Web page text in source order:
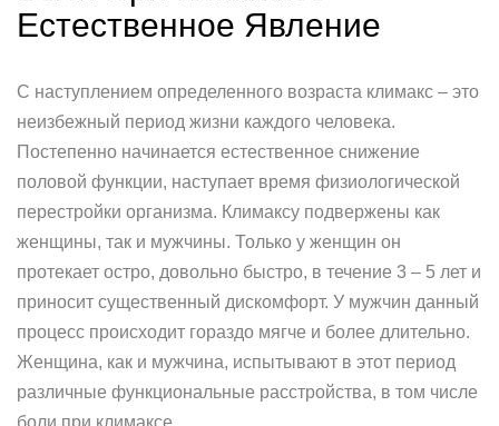
Естественное Явление
С наступлением определенного возраста климакс – это
неизбежный период жизни каждого человека.
Постепенно начинается естественное снижение
половой функции, наступает время физиологической
перестройки организма. Климаксу подвержены как
женщины, так и мужчины. Только у женщин он
протекает остро, довольно быстро, в течение 3 – 5 лет и
приносит существенный дискомфорт. У мужчин данный
процесс происходит гораздо мягче и более длительно.
Женщина, как и мужчина, испытывают в этот период
различные функциональные расстройства, в том числе
боли при климаксе.